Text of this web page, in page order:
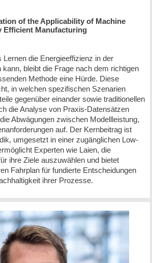
of the Applicability of Machine
Efficient Manufacturing
die Energieeffizienz in der
kann, bleibt die Frage nach dem richtigen
Methode eine Hürde. Diese
in welchen spezifischen Szenarien
gegenüber einander sowie traditionellen
die Analyse von Praxis-Datensätzen
Abwägungen zwischen Modellleistung,
auf. Der Kernbeitrag ist
umgesetzt in einer zugänglichen Low-
Experten wie Laien, die
ihre Ziele auszuwählen und bietet
Fahrplan für fundierte Entscheidungen
ihrer Prozesse.